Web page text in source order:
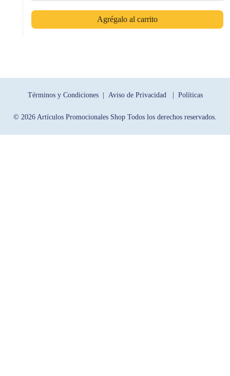
Agrégalo al carrito
Términos y Condiciones | Aviso de Privacidad | Políticas
© 2026 Artículos Promocionales Shop Todos los derechos reservados.